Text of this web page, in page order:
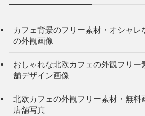
カフェ背景のフリー素材・オシャレ
の外観画像
おしゃれな北欧カフェの外観フリー
舗デザイン画像
北欧カフェの外観フリー素材・無料
店舗写真